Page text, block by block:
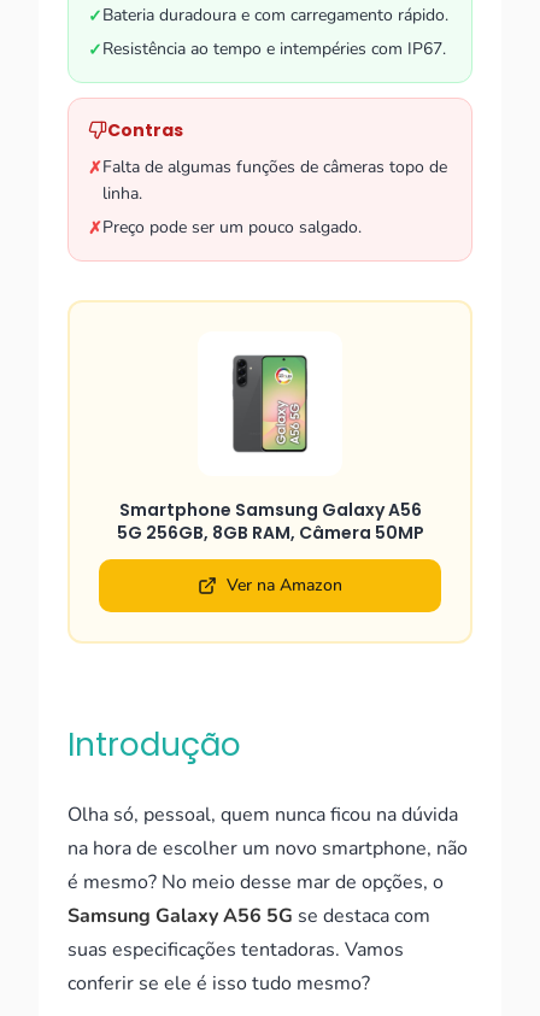
✓Bateria duradoura e com carregamento rápido.
✓Resistência ao tempo e intempéries com IP67.
Contras
✗Falta de algumas funções de câmeras topo de
linha.
✗Preço pode ser um pouco salgado.
Smartphone Samsung Galaxy A56
5G 256GB, 8GB RAM, Câmera 50MP
Ver na Amazon
Introdução
Olha só, pessoal, quem nunca ficou na dúvida
na hora de escolher um novo smartphone, não
é mesmo? No meio desse mar de opções, o
Samsung Galaxy A56 5G se destaca com
suas especificações tentadoras. Vamos
conferir se ele é isso tudo mesmo?